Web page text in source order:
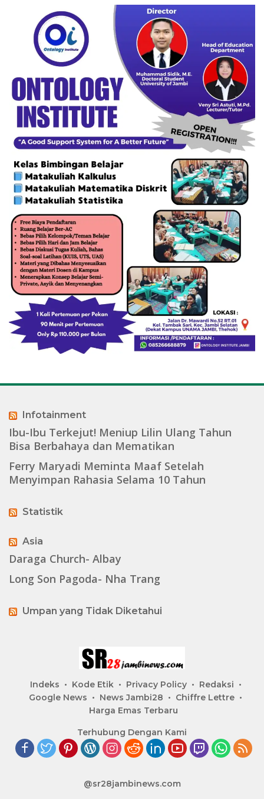
Infotainment
Ibu-Ibu Terkejut! Meniup Lilin Ulang Tahun
Bisa Berbahaya dan Mematikan
Ferry Maryadi Meminta Maaf Setelah
Menyimpan Rahasia Selama 10 Tahun
Statistik
Asia
Daraga Church- Albay
Long Son Pagoda- Nha Trang
Umpan yang Tidak Diketahui
Indeks Kode Etik Privacy Policy
Redaksi
Google News
News Jambi28
Chiffre Lettre
Harga Emas Terbaru
Terhubung Dengan Kami
@sr28jambinews.com